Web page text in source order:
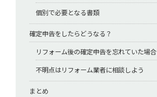
個別で必要となる書類
確定申告をしたらどうなる？
リフォーム後の確定申告を忘れていた場合
不明点はリフォーム業者に相談しよう
まとめ